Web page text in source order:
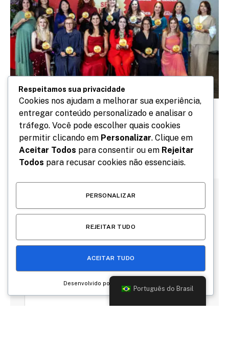
Editora Leader reúne histórias de mulheres que
desafiaram limites e revolucionam a Ciência
Espacial
junho 25, 2026
DEIXE UMA RESPOSTA
Português do Brasil
Respeitamos sua privacidade
Cookies nos ajudam a melhorar sua experiência,
entregar conteúdo personalizado e analisar o
tráfego. Você pode escolher quais cookies
permitir clicando em Personalizar. Clique em
Aceitar Todos para consentir ou em Rejeitar
Todos para recusar cookies não essenciais.
PERSONALIZAR
REJEITAR TUDO
ACEITAR TUDO
Desenvolvido por